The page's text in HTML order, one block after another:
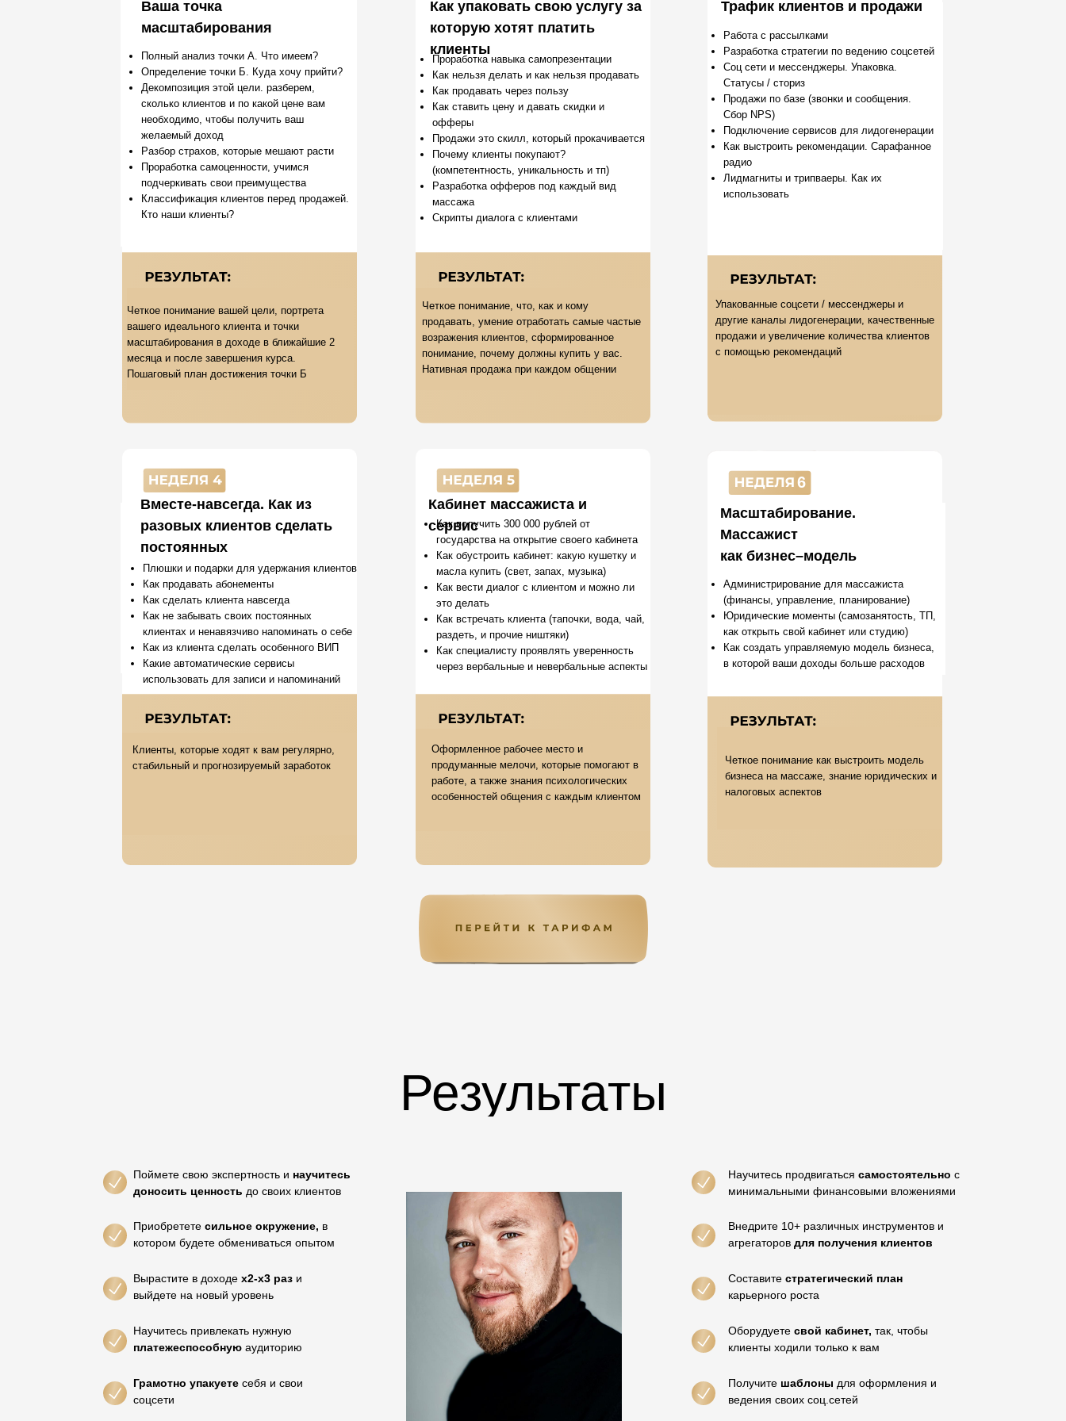
Ваша точка
масштабирования
Полный анализ точки А. Что имеем?
Определение точки Б. Куда хочу прийти?
Декомпозиция этой цели. разберем,
сколько клиентов и по какой цене вам
необходимо, чтобы получить ваш
желаемый доход
Разбор страхов, которые мешают расти
Проработка самоценности, учимся
подчеркивать свои преимущества
Классификация клиентов перед продажей.
Кто наши клиенты?
Четкое понимание вашей цели, портрета
вашего идеального клиента и точки
масштабирования в доходе в ближайшие 2
месяца и после завершения курса.
Пошаговый план достижения точки Б
Как упаковать свою услугу за
которую хотят платить
клиенты
Проработка навыка самопрезентации
Как нельзя делать и как нельзя продавать
Как продавать через пользу
Как ставить цену и давать скидки и
офферы
Продажи это скилл, который прокачивается
Почему клиенты покупают?
(компетентность, уникальность и тп)
Разработка офферов под каждый вид
массажа
Скрипты диалога с клиентами
Четкое понимание, что, как и кому
продавать, умение отработать самые частые
возражения клиентов, сформированное
понимание, почему должны купить у вас.
Нативная продажа при каждом общении
Трафик клиентов и продажи
Работа с рассылками
Разработка стратегии по ведению соцсетей
Соц сети и мессенджеры. Упаковка.
Статусы / сториз
Продажи по базе (звонки и сообщения.
Сбор NPS)
Подключение сервисов для лидогенерации
Как выстроить рекомендации. Сарафанное
радио
Лидмагниты и трипваеры. Как их
использовать
Упакованные соцсети / мессенджеры и
другие каналы лидогенерации, качественные
продажи и увеличение количества клиентов
с помощью рекомендаций
Вместе-навсегда. Как из
разовых клиентов сделать
постоянных
Плюшки и подарки для удержания клиентов
Как продавать абонементы
Как сделать клиента навсегда
Как не забывать своих постоянных
клиентах и ненавязчиво напоминать о себе
Как из клиента сделать особенного ВИП
Какие автоматические сервисы
использовать для записи и напоминаний
Клиенты, которые ходят к вам регулярно,
стабильный и прогнозируемый заработок
Кабинет массажиста и
сервис
Как получить 300 000 рублей от
государства на открытие своего кабинета
Как обустроить кабинет: какую кушетку и
масла купить (свет, запах, музыка)
Как вести диалог с клиентом и можно ли
это делать
Как встречать клиента (тапочки, вода, чай,
раздеть, и прочие ништяки)
Как специалисту проявлять уверенность
через вербальные и невербальные аспекты
Оформленное рабочее место и
продуманные мелочи, которые помогают в
работе, а также знания психологических
особенностей общения с каждым клиентом
Масштабирование.
Массажист
как бизнес–модель
Администрирование для массажиста
(финансы, управление, планирование)
Юридические моменты (самозанятость, ТП,
как открыть свой кабинет или студию)
Как создать управляемую модель бизнеса,
в которой ваши доходы больше расходов
Четкое понимание как выстроить модель
бизнеса на массаже, знание юридических и
налоговых аспектов
6
Результаты
Научитесь продвигаться самостоятельно с
минимальными финансовыми вложениями
Внедрите 10+ различных инструментов и
агрегаторов для получения клиентов
Составите стратегический план
карьерного роста
Оборудуете свой кабинет, так, чтобы
клиенты ходили только к вам
Получите шаблоны для оформления и
ведения своих соц.сетей
Поймете свою экспертность и научитесь
доносить ценность до своих клиентов
Приобретете сильное окружение, в
котором будете обмениваться опытом
Вырастите в доходе х2-х3 раз и
выйдете на новый уровень
Научитесь привлекать нужную
платежеспособную аудиторию
Грамотно упакуете себя и свои
соцсети